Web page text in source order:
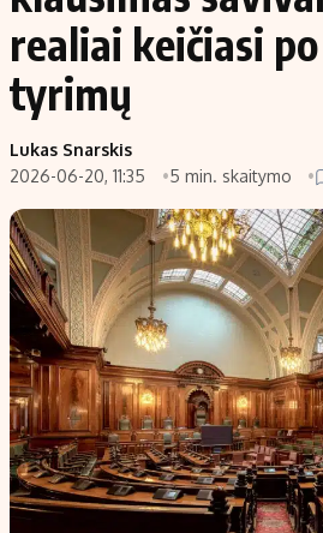
Energetika
Ekonomika
Politika
NT ir statybos
Investavimas
Akcijų rinka
Saulės elektrinės
Kriptovaliutos
Infliacija
Migracija
Redakcija
realiai keičiasi
tyrimų
Lukas Snarskis
2026-06-20, 11:35
5 min. skaitymo